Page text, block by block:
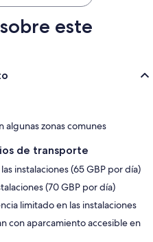
175 €
este
zonas comunes
de transporte
instalaciones (65 GBP por día)
(70 GBP por día)
limitado en las instalaciones
con aparcamiento accesible en